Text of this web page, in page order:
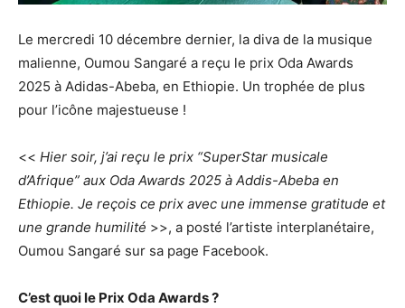
Le mercredi 10 décembre dernier, la diva de la musique
malienne, Oumou Sangaré a reçu le prix Oda Awards
2025 à Adidas-Abeba, en Ethiopie. Un trophée de plus
pour l’icône majestueuse !
<< Hier soir, j’ai reçu le prix “SuperStar musicale
d’Afrique” aux Oda Awards 2025 à Addis-Abeba en
Ethiopie. Je reçois ce prix avec une immense gratitude et
une grande humilité >>, a posté l’artiste interplanétaire,
Oumou Sangaré sur sa page Facebook.
C’est quoi le Prix Oda Awards ?